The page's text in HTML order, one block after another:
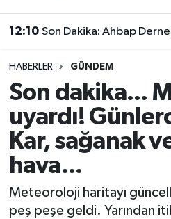
12:10 Son Dakika: Ahbap
HABERLER GÜNDEM
Son dakika...
uyardı!
Kar, sağanak
hava...
Meteoroloji haritayı
peş peşe geldi. Yarından
DERGİ
DÜNYA
EĞİTİM
EKONOMİ
GÖKTÜRK
GÜNDEM
Süper Lig Puan Durumu
Tüm Manşetler
Son Dakika Haberleri
Haber Arşivi